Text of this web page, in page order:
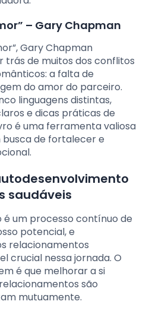
– Gary Chapman
Gary Chapman
trás de muitos dos conflitos
a falta de
do amor do parceiro.
linguagens distintas,
e dicas práticas de
é uma ferramenta valiosa
de fortalecer e
saudáveis
um processo contínuo de
potencial, e
relacionamentos
crucial nessa jornada. O
é que melhorar a si
são
mutuamente.